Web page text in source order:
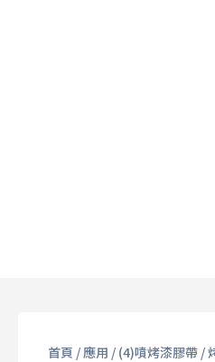
首頁 / 應用 / (4)噴烤漆膠帶/